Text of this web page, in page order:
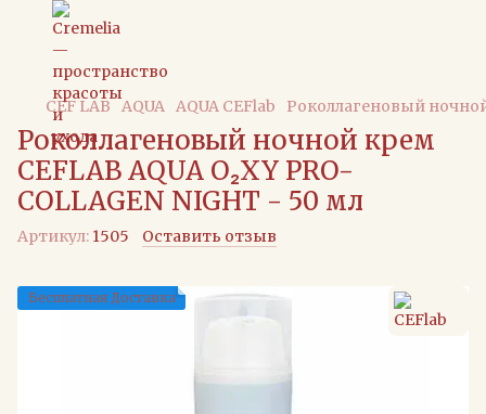
CEF LAB AQUA AQUA CEFlab Роколлагеновый ночной
Роколлагеновый ночной крем
CEFLAB AQUA O₂XY PRO-
COLLAGEN NIGHT - 50 мл
Артикул: 1505 Оставить отзыв
Бесплатная Доставка